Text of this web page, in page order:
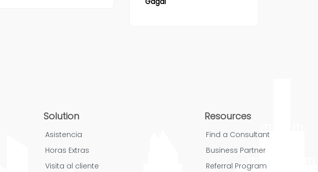
Solution
Asistencia
Horas Extras
Visita al cliente
Resources
Find a Consultant
Business Partner
Referral Program